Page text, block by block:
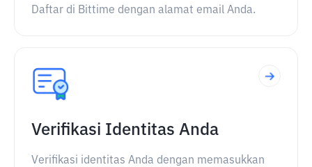
Daftar di Bittime dengan alamat email Anda.
Verifikasi Identitas Anda
Verifikasi identitas Anda dengan memasukkan